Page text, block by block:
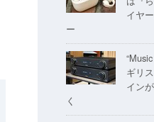
イヤ
ー
ギリ
イン
く